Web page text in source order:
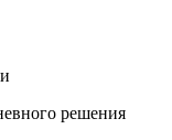
решения